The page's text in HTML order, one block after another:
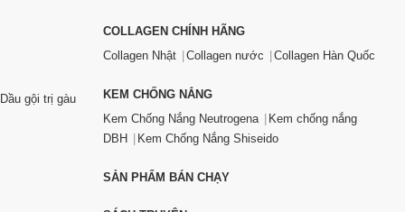
Dầu gội trị gàu
COLLAGEN CHÍNH HÃNG
Collagen Nhật
Collagen nước Collagen Hàn Quốc
KEM CHỐNG NẮNG
Kem Chống Nắng Neutrogena
Kem chống nắng
DBH
Kem Chống Nắng Shiseido
SẢN PHẨM BÁN CHẠY